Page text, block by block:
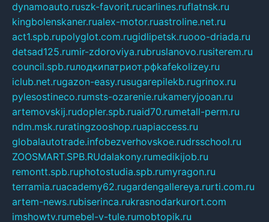
dynamoauto.ruszk-favorit.rucarlines.ruflatnsk.ru
kingbolenskaner.rualex-motor.ruastroline.net.ru
act1.spb.rupolyglot.com.rugidlipetsk.ruooo-driada.ru
detsad125.rumir-zdoroviya.rubruslanovo.rusiterem.ru
council.spb.ruлодкипатриот.рфkafekolizey.ru
iclub.net.rugazon-easy.rusugarepilekb.rugrinox.ru
pylesostineco.rumsts-ozarenie.rukameryjooan.ru
artemovskij.rudopler.spb.ruaid70.rumetall-perm.ru
ndm.msk.ruratingzooshop.ruapiaccess.ru
globalautotrade.infobezverhovskoe.rudrsschool.ru
ZOOSMART.SPB.RUdalakony.rumedikijob.ru
remontt.spb.ruphotostudia.spb.rumyragon.ru
terramia.ruacademy62.rugardengallereya.rurti.com.ru
artem-news.rubiserinca.rukrasnodarkurort.com
imshowtv.rumebel-v-tule.rumobtopik.ru